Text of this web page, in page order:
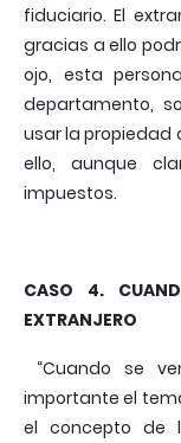
fiduciario. El
gracias a ello
ojo, esta
departamento,
usar la propiedad
ello, aunque
impuestos.
CASO 4.
EXTRANJERO
“Cuando se
importante el
el concepto de